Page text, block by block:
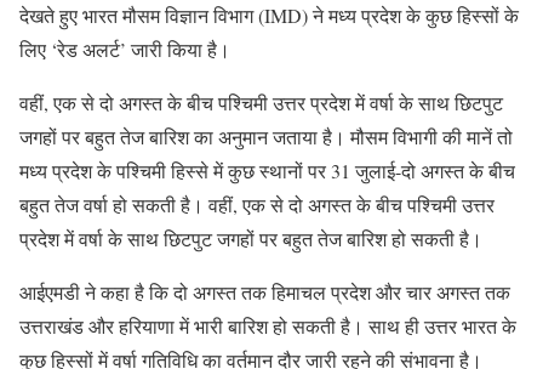
देखते हुए भारत मौसम विज्ञान विभाग (IMD) ने मध्य प्रदेश के कुछ हिस्सों के
लिए ‘रेड अलर्ट’ जारी किया है।
वहीं, एक से दो अगस्त के बीच पश्चिमी उत्तर प्रदेश में वर्षा के साथ छिटपुट
जगहों पर बहुत तेज बारिश का अनुमान जताया है। मौसम विभागी की मानें तो
मध्य प्रदेश के पश्चिमी हिस्से में कुछ स्थानों पर 31 जुलाई-दो अगस्त के बीच
बहुत तेज वर्षा हो सकती है। वहीं, एक से दो अगस्त के बीच पश्चिमी उत्तर
प्रदेश में वर्षा के साथ छिटपुट जगहों पर बहुत तेज बारिश हो सकती है।
आईएमडी ने कहा है कि दो अगस्त तक हिमाचल प्रदेश और चार अगस्त तक
उत्तराखंड और हरियाणा में भारी बारिश हो सकती है। साथ ही उत्तर भारत के
कुछ हिस्सों में वर्षा गतिविधि का वर्तमान दौर जारी रहने की संभावना है।